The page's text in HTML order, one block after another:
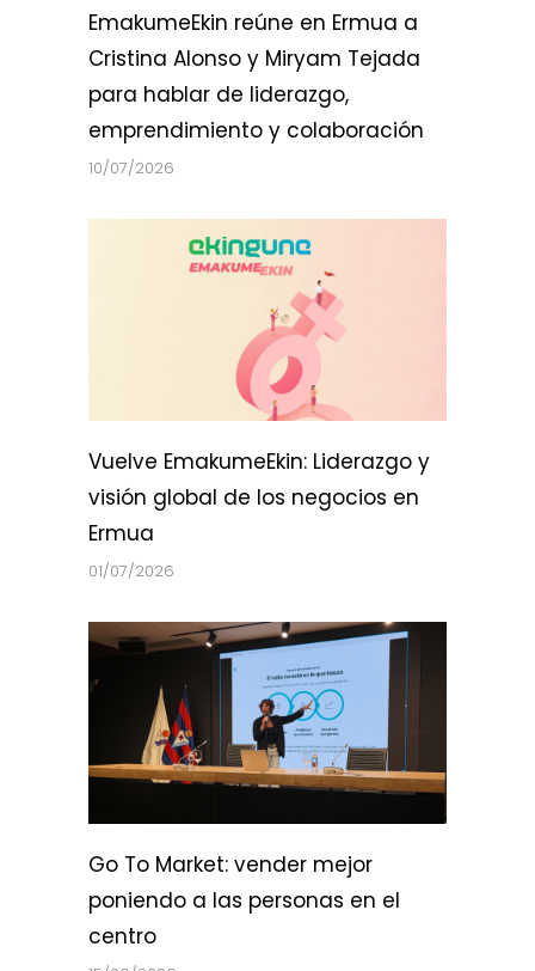
EmakumeEkin reúne en Ermua a
Cristina Alonso y Miryam Tejada
para hablar de liderazgo,
emprendimiento y colaboración
10/07/2026
Vuelve EmakumeEkin: Liderazgo y
visión global de los negocios en
Ermua
01/07/2026
Go To Market: vender mejor
poniendo a las personas en el
centro